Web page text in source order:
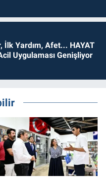
İlk Yardım, Afet... HAYAT
Uygulaması Genişliyor